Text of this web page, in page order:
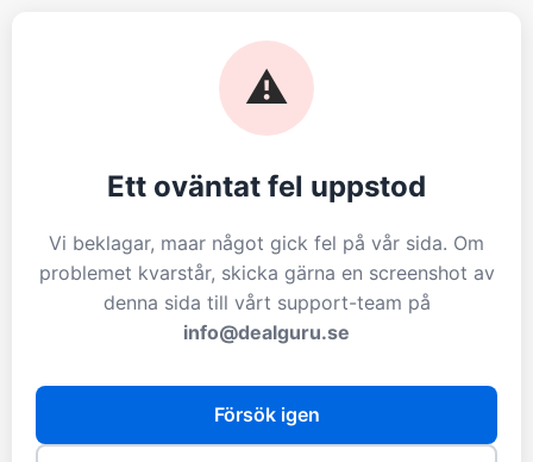
⚠️
Ett oväntat fel uppstod
Vi beklagar, maar något gick fel på vår sida. Om
problemet kvarstår, skicka gärna en screenshot av
denna sida till vårt support-team på
info@dealguru.se
Försök igen